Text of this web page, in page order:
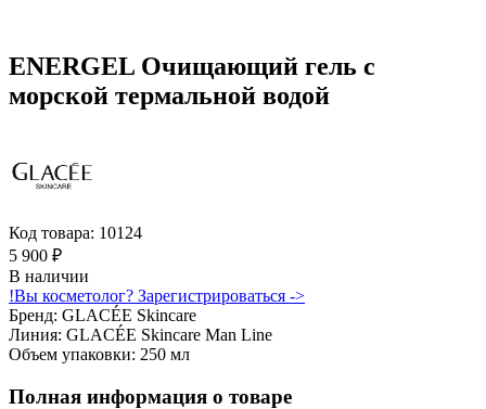
ENERGEL Очищающий гель с
морской термальной водой
Код товара: 10124
5 900 ₽
В наличии
!Вы косметолог? Зарегистрироваться ->
Бренд: GLACÉE Skincare
Линия: GLACÉE Skincare Man Line
Объем упаковки: 250 мл
Полная информация о товаре